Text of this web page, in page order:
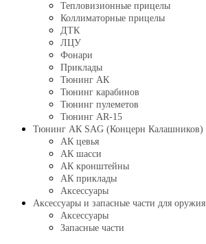
Тепловизионные прицелы
Коллиматорные прицелы
ДТК
ЛЦУ
Фонари
Приклады
Тюнинг АК
Тюнинг карабинов
Тюнинг пулеметов
Тюнинг AR-15
Тюнинг АК SAG (Концерн Калашников)
АК цевья
АК шасси
АК кронштейны
АК приклады
Аксессуары
Аксессуары и запасные части для оружия
Аксессуары
Запасные части